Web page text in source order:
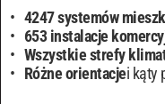
4247 systemów
653 instalacje
Wszystkie strefy
Różne orientacjei kąty